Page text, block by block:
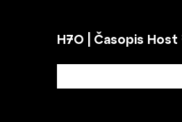
H7O | Časopis